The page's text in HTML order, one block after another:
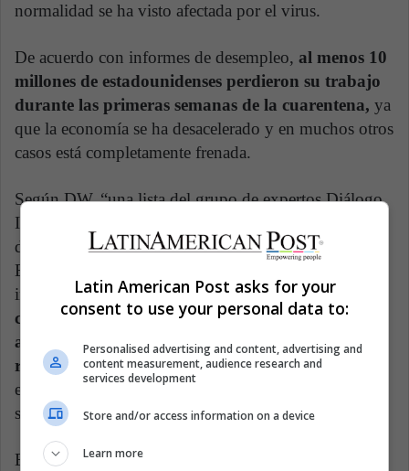
normalidad se ha visto afectada por el virus.
De acuerdo con informes de desempleo, al menos 10
millones de estadounidenses perdieron su trabajo
durante las primeras semanas de la cuarentena, ya
que la economía se ha desacelerado y en muchos otros
casos está completamente frenada.
Según DW, “una lista del grupo de expertos Diálogo
Interamericano muestra que, por ejemplo, alrededor
del 12% de los inmigrantes de América Central en
Estados Unidos trabajan en los sectores de
instalaciones y reparaciones.Otro casi 10% como
camareros o en el área de preparación de
alimentos, por ejemplo, en cocinas de
restaurantes”.Esto podría significar que cuando
estas industrias se vean en apuros por la contingencia,
sus empleos podrían ser los primeros afectados.
Esta ha sido un componente más en el calvario que
Latin American Post asks for your
consent to use your personal data to:
Personalised advertising and content, advertising and
content measurement, audience research and
services development
Store and/or access information on a device
Learn more